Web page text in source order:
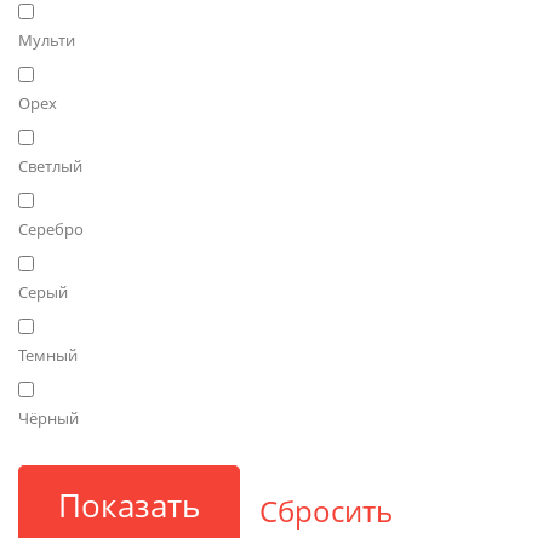
Мульти
Орех
Светлый
Серебро
Серый
Темный
Чёрный